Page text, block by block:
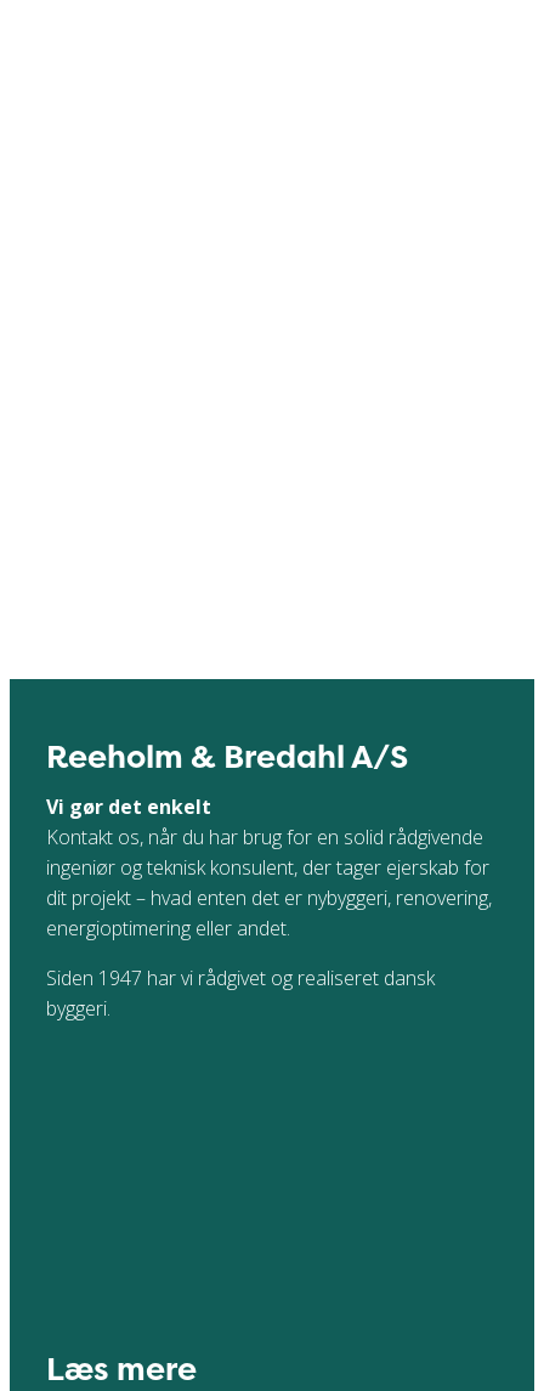
Reeholm & Bredahl A/S
Vi gør det enkelt
Kontakt os, når du har brug for en solid rådgivende
ingeniør og teknisk konsulent, der tager ejerskab for
dit projekt – hvad enten det er nybyggeri, renovering,
energioptimering eller andet.
Siden 1947 har vi rådgivet og realiseret dansk
byggeri.
Læs mere